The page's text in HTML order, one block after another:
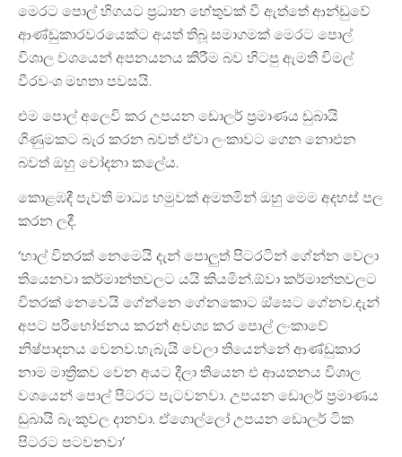
මෙරට පොල් හිගයට ප‍්‍රධාන හේතුවක් වී ඇත්තේ ආන්ඩුවේ
ආණ්ඩුකාරවරයෙක්ට අයත් තිබූ සමාගමක් මෙරට පොල්
විශාල වශයෙන් අපනයනය කිරීම බව හිටපු ඇමති විමල්
වීරවංශ මහතා පවසයි.
එම පොල් අලෙවි කර උපයන ඩොලර් ප‍්‍රමාණය ඩුබායි
ගිණුමකට බැර කරන බවත් ඒවා ලංකාවට ගෙන නොඑන
බවත් ඔහු චෝදනා කලේය.
කොළඹදී පැවති මාධ්‍ය හමුවක් අමතමින් ඔහු මෙම අදහස් පල
කරන ලදී.
‘හාල් විතරක් නෙමෙයි දැන් පොලුත් පිටරටින් ගේන්න වෙලා
තියෙනවා කර්මාන්තවලට යයි කියමින්.ඕවා කර්මාන්තවලට
විතරක් නෙවෙයි ගේන්නෙ ගේනකොට ඔ්සෙට ගේනව.දැන්
අපට පරිභෝජනය කරන් අවශ්‍ය කර පොල් ලංකාවේ
නිෂ්පාදනය වෙනව.හැබැයි වෙලා තියෙන්නේ ආණ්ඩුකාර
නාම මාත්‍රිකව වෙන අයට දීලා තියෙන එ ආයතනය විශාල
වශයෙන් පොල් පිටරට පැටවනවා. උපයන ඩොලර් ප්‍රමාණය
ඩුබායි බැංකුවල දානවා. ඒගොල්ලෝ උපයන ඩොලර් ටික
පිටරට පටවනවා’